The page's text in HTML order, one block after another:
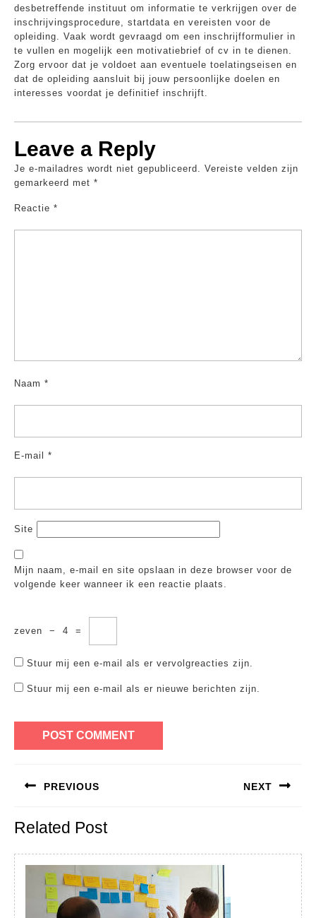
desbetreffende instituut om informatie te verkrijgen over de
inschrijvingsprocedure, startdata en vereisten voor de
opleiding. Vaak wordt gevraagd om een inschrijfformulier in
te vullen en mogelijk een motivatiebrief of cv in te dienen.
Zorg ervoor dat je voldoet aan eventuele toelatingseisen en
dat de opleiding aansluit bij jouw persoonlijke doelen en
interesses voordat je definitief inschrijft.
Leave a Reply
Je e-mailadres wordt niet gepubliceerd. Vereiste velden zijn
gemarkeerd met *
Reactie *
Naam *
E-mail *
Site
Mijn naam, e-mail en site opslaan in deze browser voor de
volgende keer wanneer ik een reactie plaats.
zeven − 4 =
Stuur mij een e-mail als er vervolgreacties zijn.
Stuur mij een e-mail als er nieuwe berichten zijn.
navigatie
PREVIOUS
post:
NEXT
Related Post